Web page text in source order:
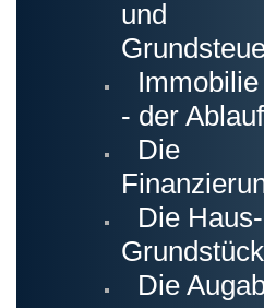
und
- der Ablauf
Die
Die
Die
Der
und
wird